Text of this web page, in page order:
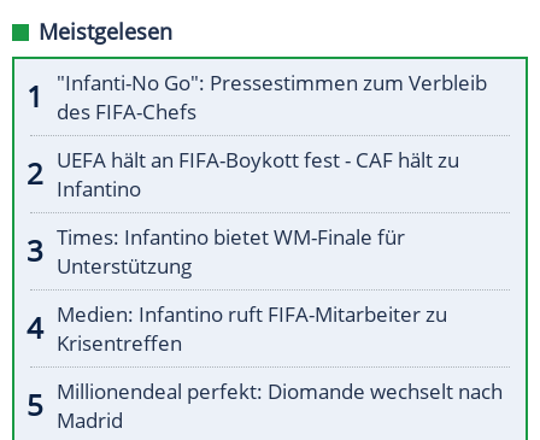
Meistgelesen
"Infanti-No Go": Pressestimmen zum Verbleib
des FIFA-Chefs
UEFA hält an FIFA-Boykott fest - CAF hält zu
Infantino
Times: Infantino bietet WM-Finale für
Unterstützung
Medien: Infantino ruft FIFA-Mitarbeiter zu
Krisentreffen
Millionendeal perfekt: Diomande wechselt nach
Madrid